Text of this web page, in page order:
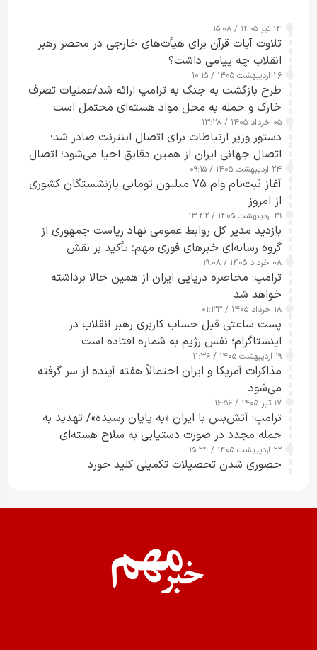
۱۴ تیر ۱۴۰۵ / ۱۵:۰۸
تلاوت آیات قرآن برای هیأت‌های خارجی در محضر رهبر
انقلاب چه پیامی داشت؟
۲۶ اردیبهشت ۱۴۰۵ / ۱۰:۱۵
طرح‌ بازگشت به جنگ به ترامپ ارائه شد/عملیات تصرف
خارک و حمله به محل مواد هسته‌ای محتمل است
۰۵ خرداد ۱۴۰۵ / ۱۳:۲۸
دستور وزیر ارتباطات برای اتصال اینترنت صادر شد؛
اتصال جهانی ایران از همین دقایق احیا می‌شود؛ اتصال
کامل مردم تا ۲۴ ساعت آینده
۲۴ اردیبهشت ۱۴۰۵ / ۰۹:۱۵
آغاز ثبت‌نام وام ۷۵ میلیون تومانی بازنشستگان کشوری
از امروز
۲۹ اردیبهشت ۱۴۰۵ / ۱۳:۴۲
بازدید مدیر کل روابط عمومی نهاد ریاست جمهوری از
گروه رسانه‌ای خبرهای فوری مهم؛ تأکید بر نقش
رسانه‌های هوشمند و مسئول در ارتقای آگاهی عمومی
۰۸ خرداد ۱۴۰۵ / ۱۹:۰۸
ترامپ: محاصره دریایی ایران از همین حالا برداشته
خواهد شد
۱۸ خرداد ۱۴۰۵ / ۰۱:۳۳
پست ساعتی قبل حساب کاربری رهبر انقلاب در
اینستاگرام؛ نفس رژیم به شماره افتاده است​
۱۹ اردیبهشت ۱۴۰۵ / ۱۱:۳۶
مذاکرات آمریکا و ایران احتمالاً هفته آینده از سر گرفته
می‌شود
۱۷ تیر ۱۴۰۵ / ۱۶:۵۶
ترامپ: آتش‌بس با ایران «به پایان رسیده»/ تهدید به
حمله مجدد در صورت دستیابی به سلاح هسته‌ای
۲۲ اردیبهشت ۱۴۰۵ / ۱۵:۲۴
حضوری شدن تحصیلات تکمیلی کلید خورد